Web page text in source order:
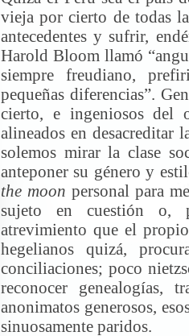
vieja por cierto de todas
antecedentes y sufrir,
Harold Bloom llamó
siempre freudiano,
pequeñas diferencias”.
cierto, e ingeniosos del
alineados en desacreditar
solemos mirar la clase
anteponer su género y
the moon personal para
sujeto en cuestión o,
atrevimiento que el
hegelianos quizá,
conciliaciones; poco
reconocer genealogías,
anonimatos generosos,
sinuosamente paridos.